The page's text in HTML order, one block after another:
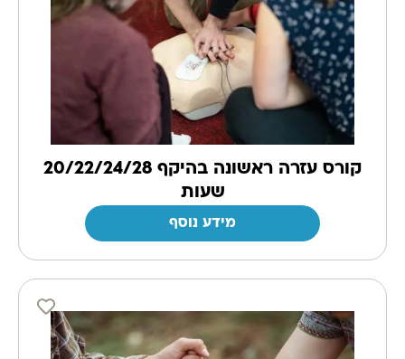
קורס עזרה ראשונה בהיקף 20/22/24/28
שעות
מידע נוסף